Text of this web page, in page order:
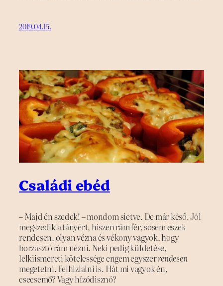
2019.04.15.
Családi ebéd
– Majd én szedek! – mondom sietve. De már késő. Jól
megszedik a tányért, hiszen rám fér, sosem eszek
rendesen, olyan vézna és vékony vagyok, hogy
borzasztó rám nézni. Neki pedig küldetése,
lelkiismereti kötelessége engem egyszerrendesen
megetetni. Felhizlalni is. Hát mi vagyok én,
csecsemő? Vagy hízódisznó?